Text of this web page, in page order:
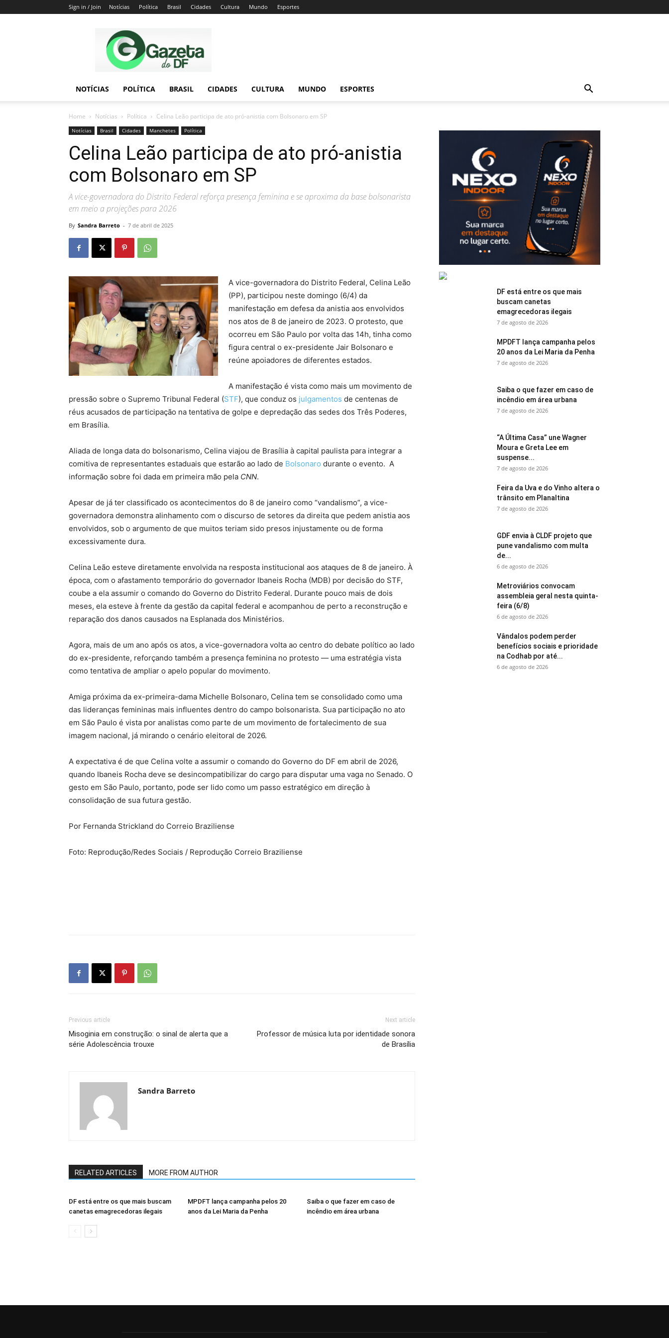
Sign in / Join Notícias Política Brasil Cidades Cultura Mundo Esportes
do
DF
NOTÍCIAS POLÍTICA BRASIL CIDADES CULTURA MUNDO ESPORTES
Home Notícias Política Celina Leão participa de ato pró-anistia com Bolsonaro em SP
Notícias Brasil Cidades Manchetes Política
Celina Leão participa de ato pró-anistia
com Bolsonaro em SP
A vice-governadora do Distrito Federal reforça presença feminina e se aproxima da base bolsonarista
em meio a projeções para 2026
By Sandra Barreto - 7 de abril de 2025
A vice-governadora do Distrito Federal, Celina Leão
(PP), participou neste domingo (6/4) da
manifestação em defesa da anistia aos envolvidos
nos atos de 8 de janeiro de 2023. O protesto, que
ocorreu em São Paulo por volta das 14h, tinha como
figura central o ex-presidente Jair Bolsonaro e
reúne apoiadores de diferentes estados.
A manifestação é vista como mais um movimento de
pressão sobre o Supremo Tribunal Federal (STF), que conduz os julgamentos de centenas de
réus acusados de participação na tentativa de golpe e depredação das sedes dos Três Poderes,
em Brasília.
Aliada de longa data do bolsonarismo, Celina viajou de Brasília à capital paulista para integrar a
comitiva de representantes estaduais que estarão ao lado de Bolsonaro durante o evento. A
informação sobre foi dada em primeira mão pela CNN.
Apesar de já ter classificado os acontecimentos do 8 de janeiro como “vandalismo”, a vice-
governadora demonstra alinhamento com o discurso de setores da direita que pedem anistia aos
envolvidos, sob o argumento de que muitos teriam sido presos injustamente ou de forma
excessivamente dura.
Celina Leão esteve diretamente envolvida na resposta institucional aos ataques de 8 de janeiro. À
época, com o afastamento temporário do governador Ibaneis Rocha (MDB) por decisão do STF,
coube a ela assumir o comando do Governo do Distrito Federal. Durante pouco mais de dois
meses, ela esteve à frente da gestão da capital federal e acompanhou de perto a reconstrução e
reparação dos danos causados na Esplanada dos Ministérios.
Agora, mais de um ano após os atos, a vice-governadora volta ao centro do debate político ao lado
do ex-presidente, reforçando também a presença feminina no protesto — uma estratégia vista
como tentativa de ampliar o apelo popular do movimento.
Amiga próxima da ex-primeira-dama Michelle Bolsonaro, Celina tem se consolidado como uma
das lideranças femininas mais influentes dentro do campo bolsonarista. Sua participação no ato
em São Paulo é vista por analistas como parte de um movimento de fortalecimento de sua
imagem nacional, já mirando o cenário eleitoral de 2026.
A expectativa é de que Celina volte a assumir o comando do Governo do DF em abril de 2026,
quando Ibaneis Rocha deve se desincompatibilizar do cargo para disputar uma vaga no Senado. O
gesto em São Paulo, portanto, pode ser lido como um passo estratégico em direção à
consolidação de sua futura gestão.
Por Fernanda Strickland do Correio Braziliense
Foto: Reprodução/Redes Sociais / Reprodução Correio Braziliense
Previous article
Misoginia em construção: o sinal de alerta que a
série Adolescência trouxe
Next article
Professor de música luta por identidade sonora
de Brasília
Sandra Barreto
RELATED ARTICLES MORE FROM AUTHOR
DF está entre os que mais buscam
canetas emagrecedoras ilegais
MPDFT lança campanha pelos 20
anos da Lei Maria da Penha
Saiba o que fazer em caso de
incêndio em área urbana
DF está entre os que mais
buscam canetas
emagrecedoras ilegais
7 de agosto de 2026
MPDFT lança campanha pelos
20 anos da Lei Maria da Penha
7 de agosto de 2026
Saiba o que fazer em caso de
incêndio em área urbana
7 de agosto de 2026
“A Última Casa” une Wagner
Moura e Greta Lee em
suspense...
7 de agosto de 2026
Feira da Uva e do Vinho altera o
trânsito em Planaltina
7 de agosto de 2026
GDF envia à CLDF projeto que
pune vandalismo com multa
de...
6 de agosto de 2026
Metroviários convocam
assembleia geral nesta quinta-
feira (6/8)
6 de agosto de 2026
Vândalos podem perder
benefícios sociais e prioridade
na Codhab por até...
6 de agosto de 2026